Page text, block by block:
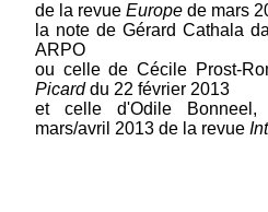
Le Boël Jean : La mère
Fragments d'une
jour le corps lâche. Très
n'est pas un accident, que
voir la recension de Michel
Texture : ...(suite)
de la revue Europe de mars
la note de Gérard Cathala
ARPO
ou celle de Cécile Prost-
Picarddu 22 février 2013
et celle d'Odile
mars/avril 2013 de la revue